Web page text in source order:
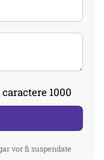
1000
vor fi suspendate